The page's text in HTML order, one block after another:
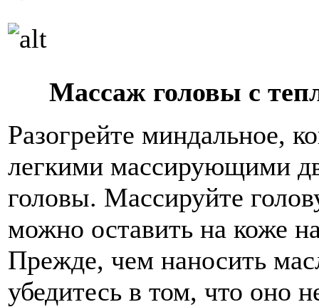
Массаж головы с
Разогрейте миндальное,
легкими массирующими
головы. Массируйте
можно оставить на коже
Прежде, чем наносить
убедитесь в том, что оно